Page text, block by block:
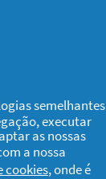
semelhantes
executar
as nossas
a nossa
cookies, onde é